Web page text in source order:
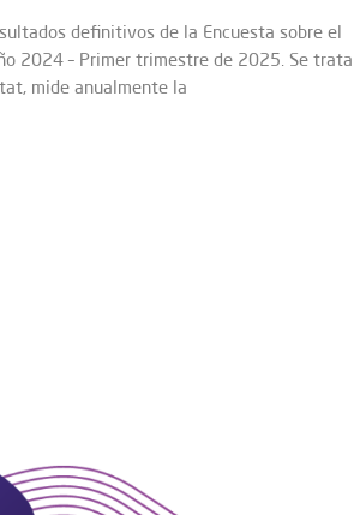
definitivos de la Encuesta sobre el
2024 – Primer trimestre de 2025. Se trata
mide anualmente la